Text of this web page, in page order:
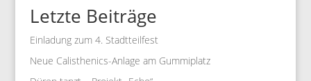
Letzte Beiträge
Einladung zum 4. Stadtteilfest
Neue Calisthenics-Anlage am Gummiplatz